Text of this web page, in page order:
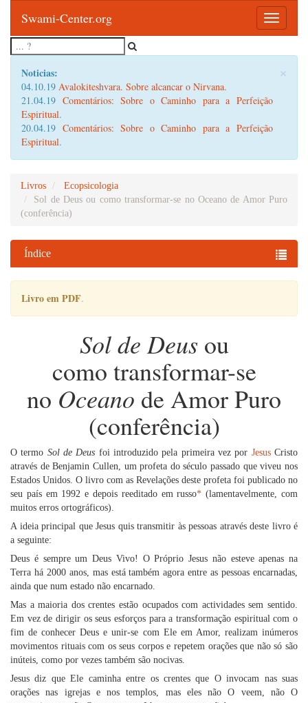
Toggle
Swami-Center.org
×
Noticias:
04.10.19 Avalokiteshvara. Sobre alcancar o Nirvana.
21.04.19 Comentários: Sobre o Caminho para a Perfeição
Espiritual.
20.04.19 Comentários: Sobre o Caminho para a Perfeição
Espiritual.
Livros
Ecopsicologia
Sol de Deus ou como transformar-se no Oceano de Amor Puro
(conferência)
Índice
Livro em PDF.
Sol de Deus ou
como transformar-se
no Oceano de Amor Puro
(conferência)
O termo Sol de Deus foi introduzido pela primeira vez por JesusCristo
através de Benjamin Cullen, um profeta do século passado que viveu nos
Estados Unidos. O livro com as Revelações deste profeta foi publicado no
seu país em 1992 e depois reeditado em russo* (lamentavelmente, com
muitos erros ortográficos).
A ideia principal que Jesus quis transmitir às pessoas através deste livro é
a seguinte:
Deus é sempre um Deus Vivo! O Próprio Jesus não esteve apenas na
Terra há 2000 anos, mas está também agora entre as pessoas encarnadas,
ainda que num estado não encarnado.
Mas a maioria dos crentes estão ocupados com actividades sem sentido.
Em vez de dirigir os seus esforços para a transformação espiritual com o
fim de conhecer Deus e unir-se com Ele em Amor, realizam inúmeros
movimentos rituais com os seus corpos e repetem orações que não só são
inúteis, como por vezes também são nocivas.
Jesus diz que Ele caminha entre os crentes que O invocam nas suas
orações nas igrejas e nos templos, mas eles não O veem, não O